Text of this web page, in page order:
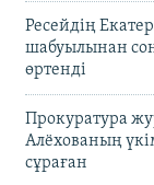
Ресейдің
шабуылынан
өртенді
Прокуратура
Алёхованың
сұраған